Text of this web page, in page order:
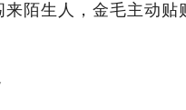
来陌生人，金毛主动